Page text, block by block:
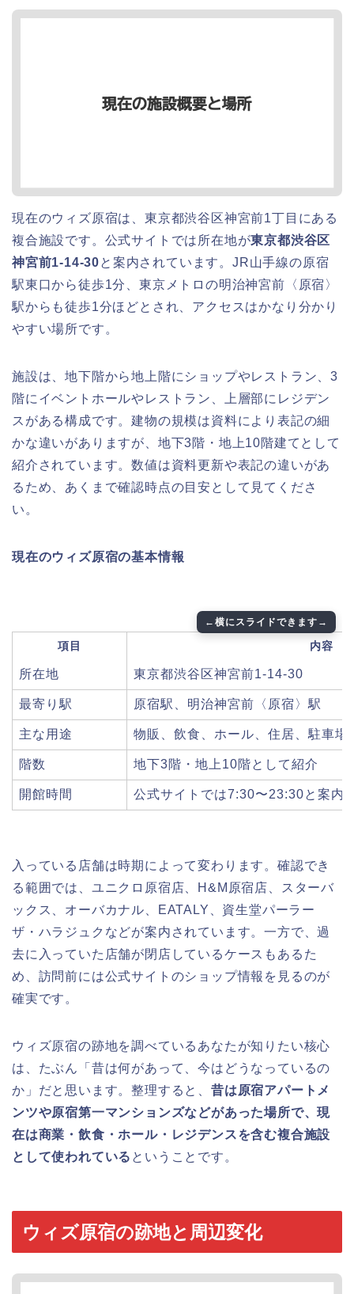
現在のウィズ原宿は、東京都渋谷区神宮前1丁目にある
複合施設です。公式サイトでは所在地が東京都渋谷区
神宮前1-14-30と案内されています。JR山手線の原宿
駅東口から徒歩1分、東京メトロの明治神宮前〈原宿〉
駅からも徒歩1分ほどとされ、アクセスはかなり分かり
やすい場所です。
施設は、地下階から地上階にショップやレストラン、3
階にイベントホールやレストラン、上層部にレジデン
スがある構成です。建物の規模は資料により表記の細
かな違いがありますが、地下3階・地上10階建てとして
紹介されています。数値は資料更新や表記の違いがあ
るため、あくまで確認時点の目安として見てくださ
い。
現在のウィズ原宿の基本情報
項目 内容
所在地 東京都渋谷区神宮前1-14-30
最寄り駅 原宿駅、明治神宮前〈原宿〉駅
主な用途 物販、飲食、ホール、住居、駐車場
階数 地下3階・地上10階として紹介
開館時間 公式サイトでは7:30〜23:30と案内
入っている店舗は時期によって変わります。確認でき
る範囲では、ユニクロ原宿店、H&M原宿店、スターバ
ックス、オーバカナル、EATALY、資生堂パーラー
ザ・ハラジュクなどが案内されています。一方で、過
去に入っていた店舗が閉店しているケースもあるた
め、訪問前には公式サイトのショップ情報を見るのが
確実です。
ウィズ原宿の跡地を調べているあなたが知りたい核心
は、たぶん「昔は何があって、今はどうなっているの
か」だと思います。整理すると、 昔は原宿アパートメ
ンツや原宿第一マンションズなどがあった場所で、現
在は商業・飲食・ホール・レジデンスを含む複合施設
として使われている ということです。
ウィズ原宿の跡地と周辺変化